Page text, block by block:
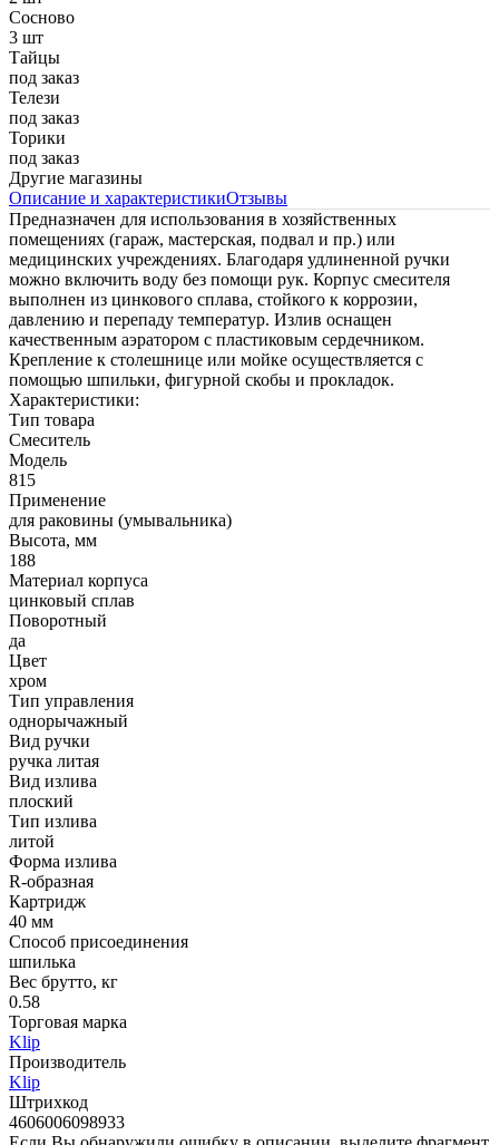
Сосново
3 шт
Тайцы
под заказ
Телези
под заказ
Торики
под заказ
Другие магазины
Описание и характеристикиОтзывы
Предназначен для использования в хозяйственных
помещениях (гараж, мастерская, подвал и пр.) или
медицинских учреждениях. Благодаря удлиненной ручки
можно включить воду без помощи рук. Корпус смесителя
выполнен из цинкового сплава, стойкого к коррозии,
давлению и перепаду температур. Излив оснащен
качественным аэратором с пластиковым сердечником.
Крепление к столешнице или мойке осуществляется с
помощью шпильки, фигурной скобы и прокладок.
Характеристики:
Тип товара
Смеситель
Модель
815
Применение
для раковины (умывальника)
Высота, мм
188
Материал корпуса
цинковый сплав
Поворотный
да
Цвет
хром
Тип управления
однорычажный
Вид ручки
ручка литая
Вид излива
плоский
Тип излива
литой
Форма излива
R-образная
Картридж
40 мм
Способ присоединения
шпилька
Вес брутто, кг
0.58
Торговая марка
Klip
Производитель
Klip
Штрихкод
4606006098933